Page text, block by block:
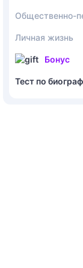
Общественно-
Личная жизнь
Бонус
Тест по